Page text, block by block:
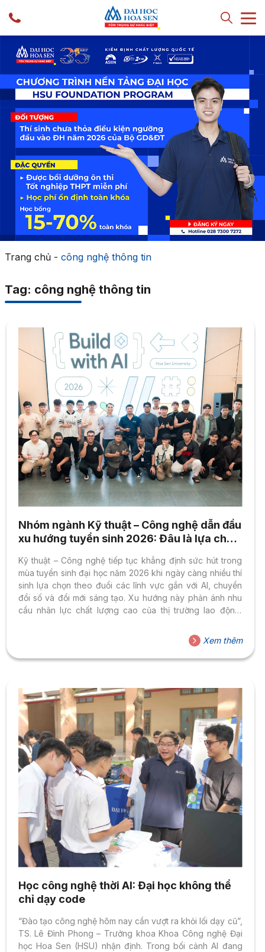
Trang chủ- công nghệ thông tin
Tag: công nghệ thông tin
Nhóm ngành Kỹ thuật – Công nghệ dẫn đầu
xu hướng tuyển sinh 2026: Đâu là lựa chọn
Kỹ thuật – Công nghệ tiếp tục khẳng định sức hút trong
mùa tuyển sinh đại học năm 2026 khi ngày càng nhiều thí
sinh lựa chọn theo đuổi các lĩnh vực gắn với AI, chuyển
đổi số và đổi mới sáng tạo. Xu hướng này phản ánh nhu
cầu nhân lực chất lượng cao của thị trường lao động,
của thế hệ trẻ trước những chuyển động mạnh mẽ của
nền kinh tế số. Theo thống kê của Bộ Giáo dục và Đào
tạo, tính đến ngày...
Xem thêm
Học công nghệ thời AI: Đại học không thể
chỉ dạy code
“Đào tạo công nghệ hôm nay cần vượt ra khỏi lối dạy cũ”,
TS. Lê Đình Phong – Trưởng khoa Khoa Công nghệ Đại
học Hoa Sen (HSU) nhận định. Trong bối cảnh AI đang